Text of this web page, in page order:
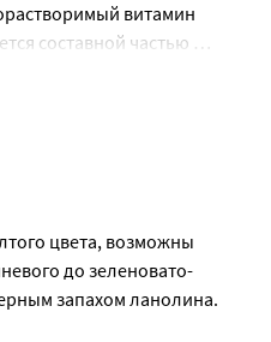
витамин
составной частью
увеличивает
Повышение
кислоте наблюдается при
местным применением
слабое
цвета, возможны
до зеленовато-
запахом ланолина.